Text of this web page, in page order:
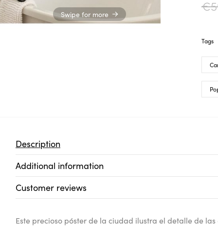
Swipe for more
€
Tags
Description
Additional information
Customer reviews
Este precioso póster de la ciudad ilustra el detalle de